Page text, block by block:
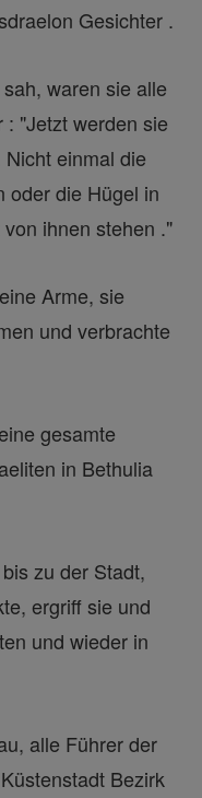
Gesichter .
waren sie alle
"Jetzt werden sie
einmal die
oder die Hügel in
ihnen stehen ."
Arme, sie
und verbrachte
gesamte
in Bethulia
zu der Stadt,
ergriff sie und
und wieder in
alle Führer der
Bezirk